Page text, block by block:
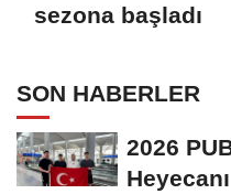
sezona başladı
SON HABERLER
2026